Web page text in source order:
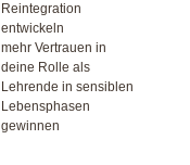
Reintegration
entwickeln
mehr Vertrauen in
deine Rolle als
Lehrende in sensiblen
Lebensphasen
gewinnen